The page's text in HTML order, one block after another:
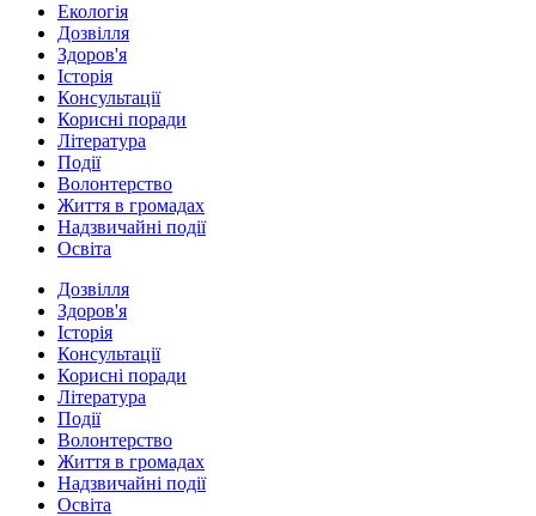
Екологія
Дозвілля
Здоров'я
Історія
Консультації
Корисні поради
Література
Події
Волонтерство
Життя в громадах
Надзвичайні події
Освіта
Дозвілля
Здоров'я
Історія
Консультації
Корисні поради
Література
Події
Волонтерство
Життя в громадах
Надзвичайні події
Освіта